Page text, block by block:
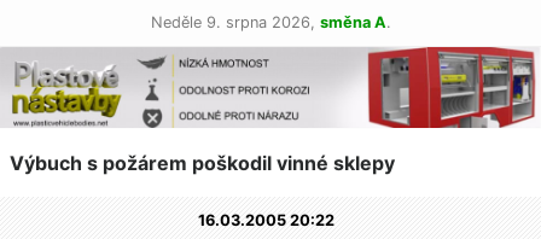
Neděle 9. srpna 2026, směna A.
Výbuch s požárem poškodil vinné sklepy
16.03.2005 20:22